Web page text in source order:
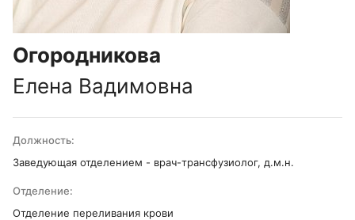
Огородникова
Елена Вадимовна
Должность:
Заведующая отделением - врач-трансфузиолог, д.м.н.
Отделение:
Отделение переливания крови